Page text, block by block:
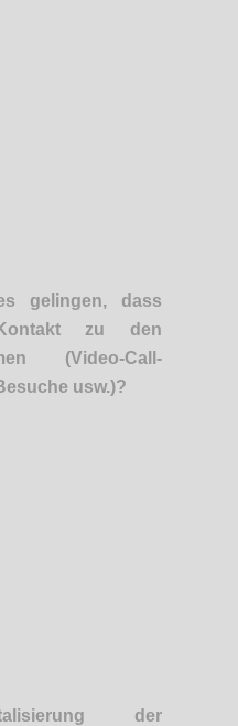
gelingen, dass
zu den
(Video-Call-
usw.)?
der